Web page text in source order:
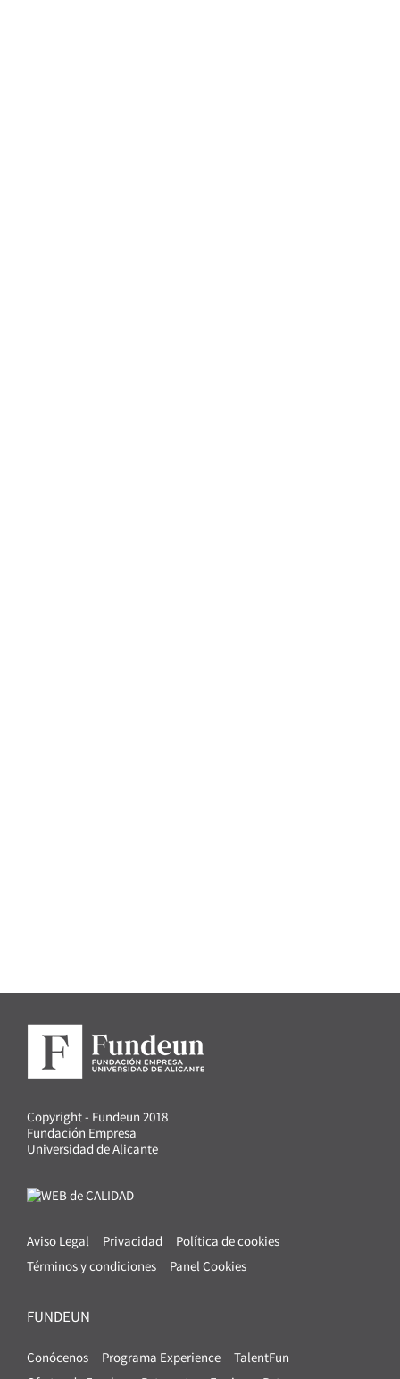
Copyright - Fundeun 2018
Fundación Empresa
Universidad de Alicante
Aviso Legal Privacidad
Política de cookies
Términos y condiciones
Panel Cookies
FUNDEUN
Conócenos Programa Experience
TalentFun